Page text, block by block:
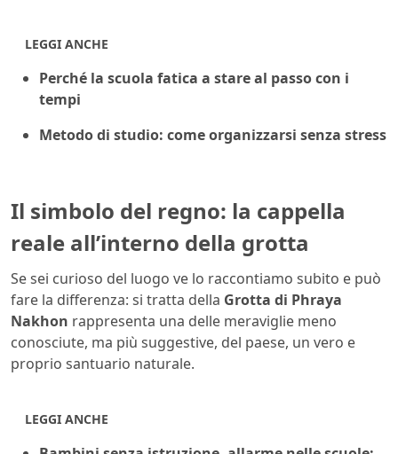
LEGGI ANCHE
Perché la scuola fatica a stare al passo con i
tempi
Metodo di studio: come organizzarsi senza stress
Il simbolo del regno: la cappella
reale all’interno della grotta
Se sei curioso del luogo ve lo raccontiamo subito e può
fare la differenza: si tratta della Grotta di Phraya
Nakhon rappresenta una delle meraviglie meno
conosciute, ma più suggestive, del paese, un vero e
proprio santuario naturale.
LEGGI ANCHE